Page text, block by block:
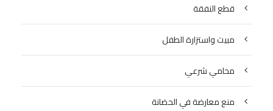
قطع النفقة
مبيت واستزارة الطفل
محامي شرعي
منع معارضة في الحضانة